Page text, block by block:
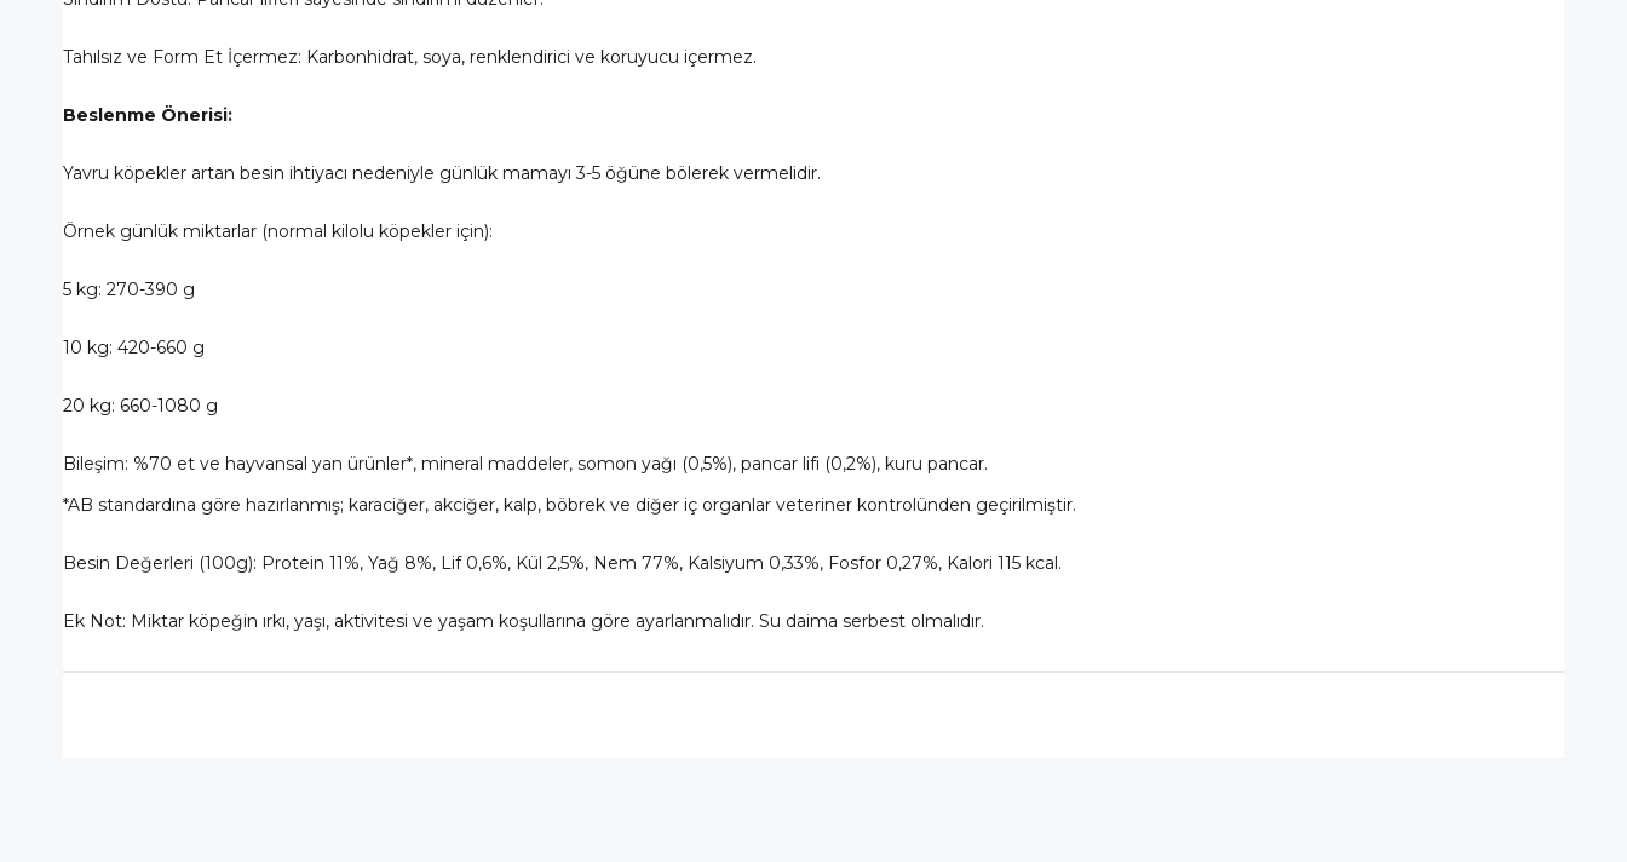
Tahılsız ve Form Et İçermez: Karbonhidrat, soya, renklendirici ve koruyucu içermez.
Beslenme Önerisi:
Yavru köpekler artan besin ihtiyacı nedeniyle günlük mamayı 3-5 öğüne bölerek vermelidir.
Örnek günlük miktarlar (normal kilolu köpekler için):
5 kg: 270-390 g
10 kg: 420-660 g
20 kg: 660-1080 g
Bileşim: %70 et ve hayvansal yan ürünler*, mineral maddeler, somon yağı (0,5%), pancar lifi (0,2%), kuru pancar.
*AB standardına göre hazırlanmış; karaciğer, akciğer, kalp, böbrek ve diğer iç organlar veteriner kontrolünden geçirilmiştir.
Besin Değerleri (100g): Protein 11%, Yağ 8%, Lif 0,6%, Kül 2,5%, Nem 77%, Kalsiyum 0,33%, Fosfor 0,27%, Kalori 115 kcal.
Ek Not: Miktar köpeğin ırkı, yaşı, aktivitesi ve yaşam koşullarına göre ayarlanmalıdır. Su daima serbest olmalıdır.